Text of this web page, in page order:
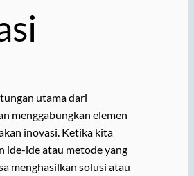
utama dari
menggabungkan elemen
inovasi. Ketika kita
ide-ide atau metode yang
menghasilkan solusi atau